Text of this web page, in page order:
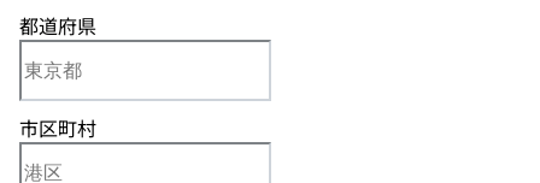
都道府県
市区町村